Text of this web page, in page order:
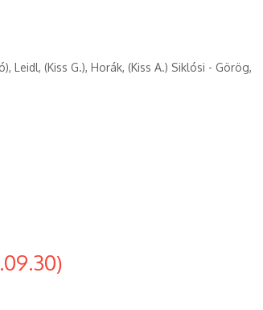
Leidl, (Kiss G.), Horák, (Kiss A.) Siklósi - Görög,